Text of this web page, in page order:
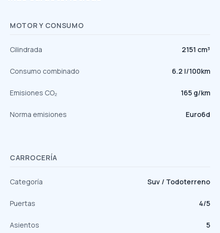
MOTOR Y CONSUMO
Cilindrada 2151 cm³
Consumo combinado 6.2 l/100km
Emisiones CO₂ 165 g/km
Norma emisiones Euro6d
CARROCERÍA
Categoría Suv / Todoterreno
Puertas 4/5
Asientos 5